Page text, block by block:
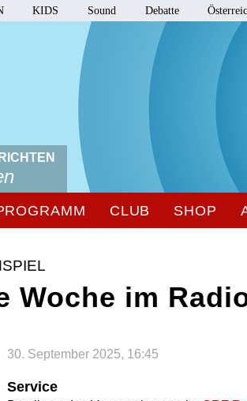
KIDS Sound Debatte
CLUB SHOP
Woche im
30. September 2025, 16:45
Service